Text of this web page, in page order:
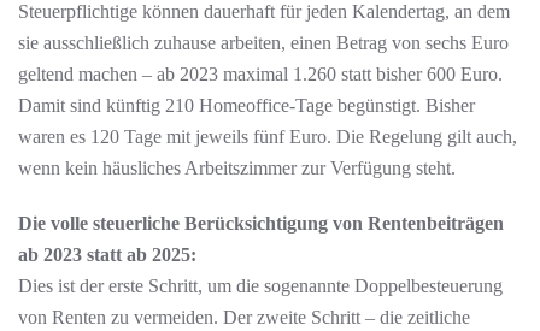
Steuerpflichtige können dauerhaft für jeden Kalendertag, an dem
sie ausschließlich zuhause arbeiten, einen Betrag von sechs Euro
geltend machen – ab 2023 maximal 1.260 statt bisher 600 Euro.
Damit sind künftig 210 Homeoffice-Tage begünstigt. Bisher
waren es 120 Tage mit jeweils fünf Euro. Die Regelung gilt auch,
wenn kein häusliches Arbeitszimmer zur Verfügung steht.
Die volle steuerliche Berücksichtigung von Rentenbeiträgen
ab 2023 statt ab 2025:
Dies ist der erste Schritt, um die sogenannte Doppelbesteuerung
von Renten zu vermeiden. Der zweite Schritt – die zeitliche